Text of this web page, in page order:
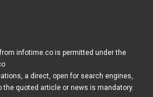
infotime.co is permitted under the
a direct, open for search engines,
the quoted article or news is mandatory.